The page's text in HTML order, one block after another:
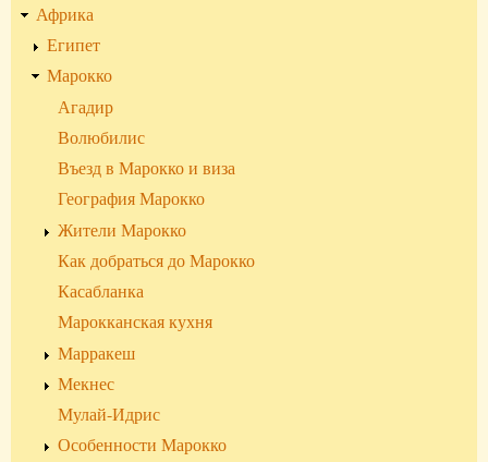
Африка
Египет
Марокко
Агадир
Волюбилис
Въезд в Марокко и виза
География Марокко
Жители Марокко
Как добраться до Марокко
Касабланка
Марокканская кухня
Марракеш
Мекнес
Мулай-Идрис
Особенности Марокко